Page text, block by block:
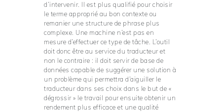
d’intervenir. Il est plus qualifié pour choisir
le terme approprié au bon contexte ou
remanier une structure de phrase plus
complexe. Une machine n’est pas en
mesure d’effectuer ce type de tâche. L’outil
doit donc être au service du traducteur et
non le contraire : il doit servir de base de
données capable de suggérer une solution à
un problème qui permettra d’aiguiller le
traducteur dans ses choix dans le but de «
dégrossir » le travail pour ensuite obtenir un
rendement plus efficace et une qualité